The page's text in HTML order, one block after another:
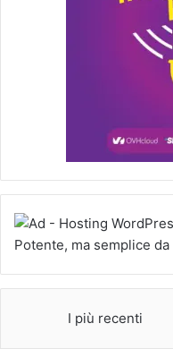
I più recenti